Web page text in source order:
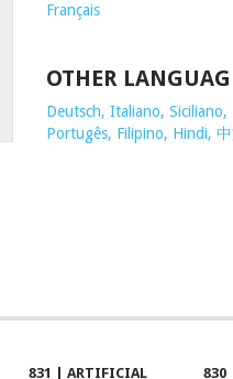
Français
OTHER
Deutsch, Italiano, Siciliano,
Portugês, Filipino, Hindi,
831 | ARTIFICIAL 830